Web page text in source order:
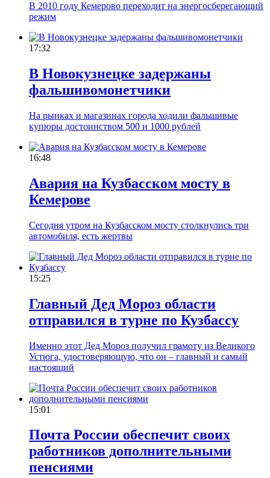
В 2010 году Кемерово переходит на энергосберегающий
режим
17:32
В Новокузнецке задержаны
фальшивомонетчики
На рынках и магазинах города ходили фальшивые
купюры достоинством 500 и 1000 рублей
16:48
Авария на Кузбасском мосту в
Кемерове
Сегодня утром на Кузбасском мосту столкнулись три
автомобиля, есть жертвы
15:25
Главный Дед Мороз области
отправился в турне по Кузбассу
Именно этот Дед Мороз получил грамоту из Великого
Устюга, удостоверяющую, что он – главный и самый
настоящий
15:01
Почта России обеспечит своих
работников дополнительными
пенсиями